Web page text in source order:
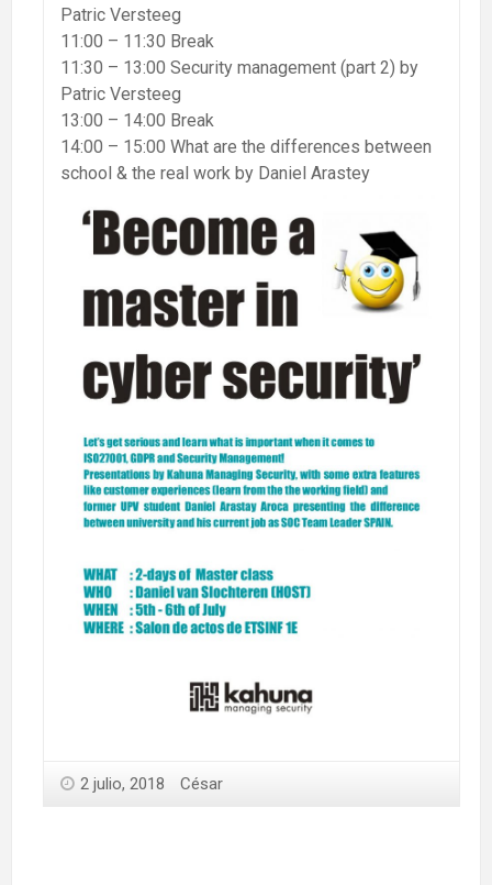
Patric Versteeg
11:00 – 11:30 Break
11:30 – 13:00 Security management (part 2) by
Patric Versteeg
13:00 – 14:00 Break
14:00 – 15:00 What are the differences between
school & the real work by Daniel Arastey
2 julio, 2018 César